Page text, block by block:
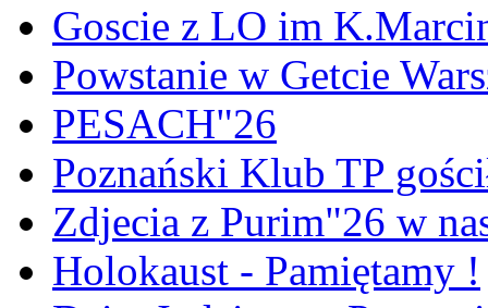
Goscie z LO im
Powstanie w Getcie
PESACH"26
Poznański Klub TP
Zdjecia z Purim"26 w
Holokaust - Pamiętamy !